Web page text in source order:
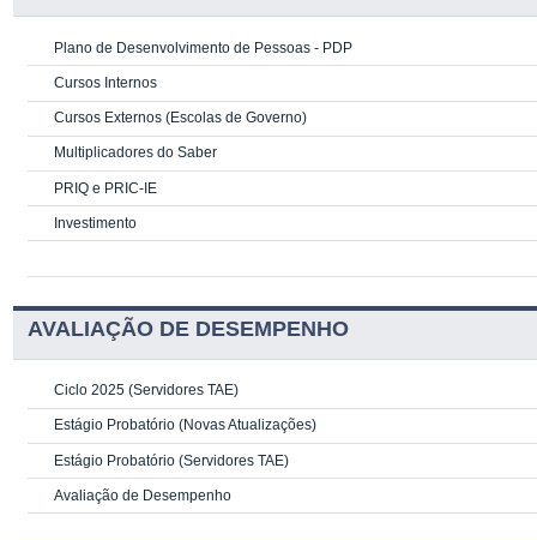
Plano de Desenvolvimento de Pessoas - PDP
Cursos Internos
Cursos Externos (Escolas de Governo)
Multiplicadores do Saber
PRIQ e PRIC-IE
Investimento
AVALIAÇÃO DE DESEMPENHO
Ciclo 2025 (Servidores TAE)
Estágio Probatório (Novas Atualizações)
Estágio Probatório (Servidores TAE)
Avaliação de Desempenho